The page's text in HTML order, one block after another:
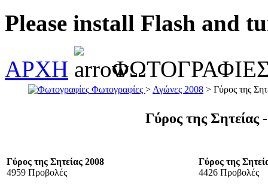
Please install Flash and
ΑΡΧΗ
Φωτογραφίες > Αγώνες 2008 > Γύρος της
Γύρος της
Γύρος της Σητείας 2008
4959 Προβολές
Γύρος της
4426 Προβολές